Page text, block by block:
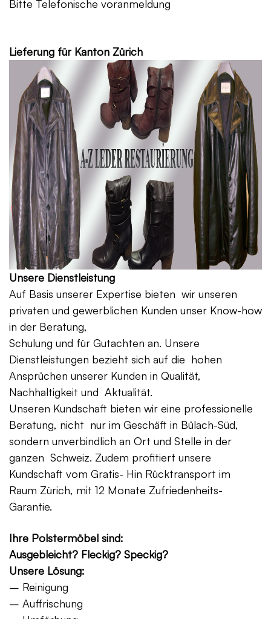
Bitte Telefonische voranmeldung
Lieferung für Kanton Zürich
Unsere Dienstleistung
Auf Basis unserer Expertise bieten wir unseren
privaten und gewerblichen Kunden unser Know-how
in der Beratung,
Schulung und für Gutachten an. Unsere
Dienstleistungen bezieht sich auf die hohen
Ansprüchen unserer Kunden in Qualität,
Nachhaltigkeit und Aktualität.
Unseren Kundschaft bieten wir eine professionelle
Beratung, nicht nur im Geschäft in Bülach-Süd,
sondern unverbindlich an Ort und Stelle in der
ganzen Schweiz. Zudem profitiert unsere
Kundschaft vom Gratis- Hin Rücktransport im
Raum Zürich, mit 12 Monate Zufriedenheits-
Garantie.
Ihre Polstermöbel sind:
Ausgebleicht? Fleckig? Speckig?
Unsere Lösung:
– Reinigung
– Auffrischung